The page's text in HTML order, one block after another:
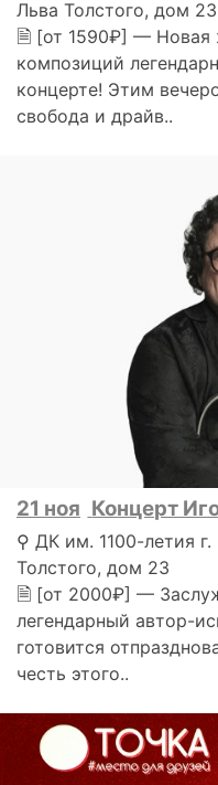
Льва Толстого, дом 23
🗎 [от 1590₽] — Новая
композиций
концерте! Этим
свобода и драйв..
21 ноя Концерт
⚲ ДК им. 1100-летия
Толстого, дом 23
🗎 [от 2000₽] —
легендарный автор-
готовится
честь этого..